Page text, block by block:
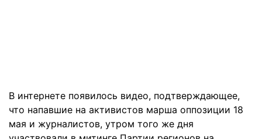
В интернете появилось видео, подтверждающее,
что напавшие на активистов марша оппозиции 18
мая и журналистов, утром того же дня